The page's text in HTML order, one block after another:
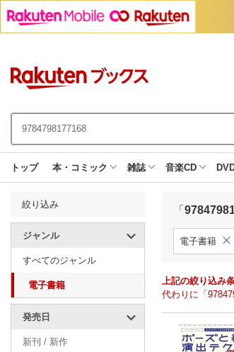
トップ 本・コミック 雑誌 音楽CD
絞り込み
ジャンル
すべてのジャンル
電子書籍
発売日
新刊 / 新作
「
電子書籍
上記の絞り込み
代わりに「